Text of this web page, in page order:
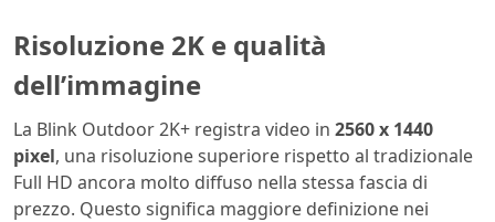
Risoluzione 2K e qualità
dell’immagine
La Blink Outdoor 2K+ registra video in 2560 x 1440
pixel, una risoluzione superiore rispetto al tradizionale
Full HD ancora molto diffuso nella stessa fascia di
prezzo. Questo significa maggiore definizione nei